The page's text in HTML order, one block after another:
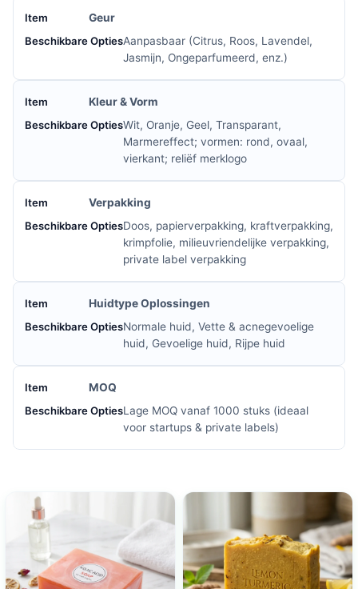
Geur
Aanpasbaar (Citrus, Roos, Lavendel,
Jasmijn, Ongeparfumeerd, enz.)
Kleur & Vorm
Wit, Oranje, Geel, Transparant,
Marmereffect; vormen: rond, ovaal,
vierkant; reliëf merklogo
Verpakking
Doos, papierverpakking, kraftverpakking,
krimpfolie, milieuvriendelijke verpakking,
private label verpakking
Huidtype Oplossingen
Normale huid, Vette & acnegevoelige
huid, Gevoelige huid, Rijpe huid
MOQ
Lage MOQ vanaf 1000 stuks (ideaal
voor startups & private labels)